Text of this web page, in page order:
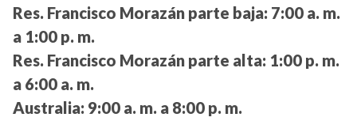
Res. Francisco Morazán parte baja: 7:00 a. m.
a 1:00 p. m.
Res. Francisco Morazán parte alta: 1:00 p. m.
a 6:00 a. m.
Australia: 9:00 a. m. a 8:00 p. m.